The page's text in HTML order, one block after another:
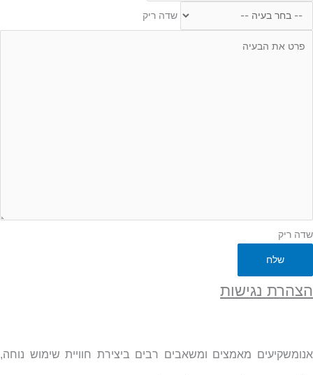
שדה ריק
שדה ריק
שלח
הצהרת נגישות
אנומשקיעים מאמצים ומשאבים רבים ביצירת חוויית שימוש נוחה,